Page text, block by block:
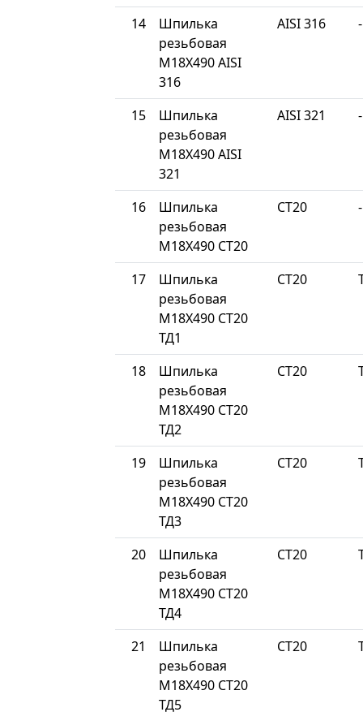
14
Шпилька
резьбовая
М18Х490 AISI
316
AISI 316 -
15
Шпилька
резьбовая
М18Х490 AISI
321
AISI 321 -
16
Шпилька
резьбовая
М18Х490 СТ20
СТ20 -
17
Шпилька
резьбовая
М18Х490 СТ20
ТД1
СТ20
18
Шпилька
резьбовая
М18Х490 СТ20
ТД2
СТ20
19
Шпилька
резьбовая
М18Х490 СТ20
ТД3
СТ20
20
Шпилька
резьбовая
М18Х490 СТ20
ТД4
СТ20
21
Шпилька
резьбовая
М18Х490 СТ20
ТД5
СТ20